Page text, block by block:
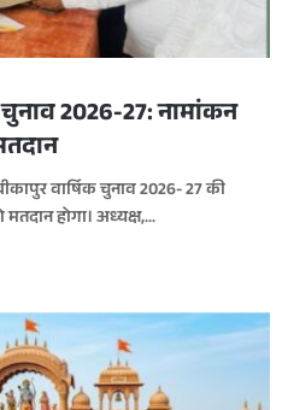
2026-27: नामांकन
वार्षिक चुनाव 2026- 27 की
मतदान होगा। अध्यक्ष,…